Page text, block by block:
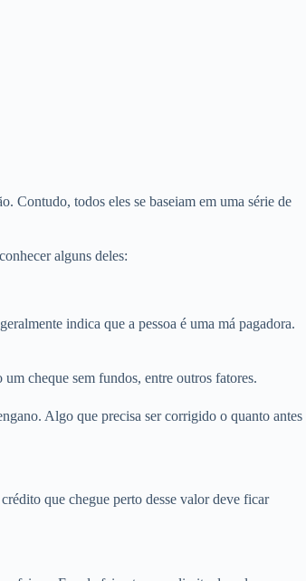
Contudo, todos eles se baseiam em uma série de
alguns deles:
indica que a pessoa é uma má pagadora.
cheque sem fundos, entre outros fatores.
Algo que precisa ser corrigido o quanto antes
que chegue perto desse valor deve ficar